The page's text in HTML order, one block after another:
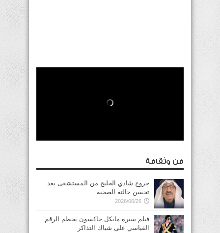
فن وثقافة
خروج شادي الخليج من المستشفى بعد
تحسن حالته الصحية
2026/06/26
فيلم سيرة مايكل جاكسون يحطم الرقم
القياسي على شباك التذاكر